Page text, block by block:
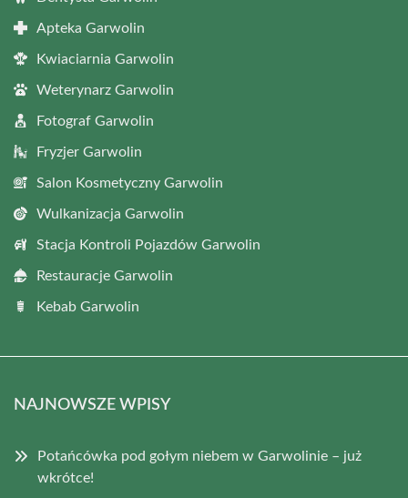
Apteka Garwolin
Kwiaciarnia Garwolin
Weterynarz Garwolin
Fotograf Garwolin
Fryzjer Garwolin
Salon Kosmetyczny Garwolin
Wulkanizacja Garwolin
Stacja Kontroli Pojazdów Garwolin
Restauracje Garwolin
Kebab Garwolin
NAJNOWSZE WPISY
Potańcówka pod gołym niebem w Garwolinie – już
wkrótce!